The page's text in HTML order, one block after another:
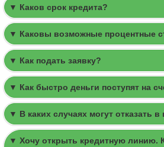
▼ Каков срок кредита?
▼ Каковы возможные процентные
▼ Как подать заявку?
▼ Как быстро деньги поступят на
▼ В каких случаях могут отказать
▼ Хочу открыть кредитную линию.